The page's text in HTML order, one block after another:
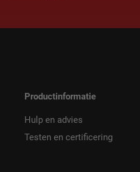
Productinformatie
Hulp en advies
Testen en certificering